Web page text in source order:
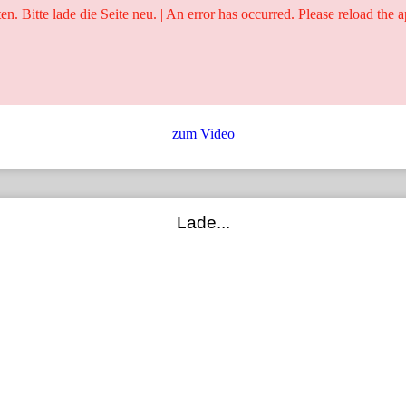
zum Video
Lade...
Bitte lade die Seite neu. | An error has occurred. Please reload the